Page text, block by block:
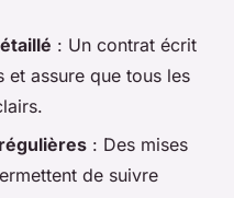
: Un contrat écrit
et assure que tous les
: Des mises
de suivre